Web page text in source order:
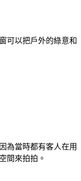
可以把戶外的綠意和
為當時都有客人在用
間來拍拍。